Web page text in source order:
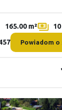
165.00 m²
Powiadom o